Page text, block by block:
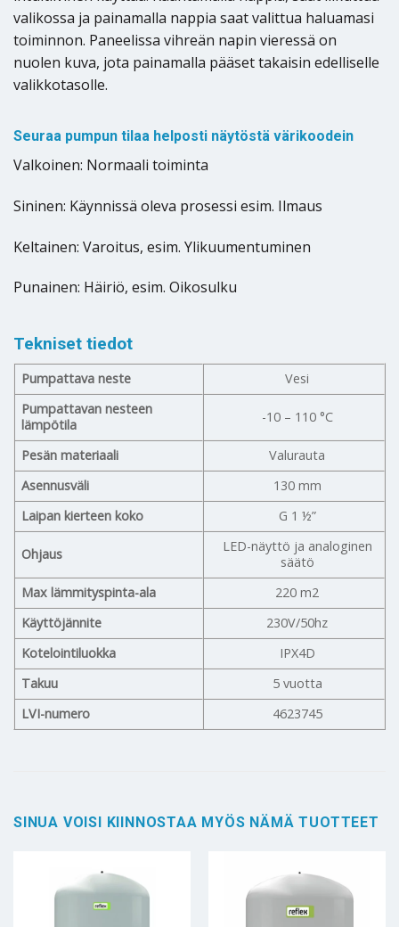
valikossa ja painamalla nappia saat valittua haluamasi
toiminnon. Paneelissa vihreän napin vieressä on
nuolen kuva, jota painamalla pääset takaisin edelliselle
valikkotasolle.
Seuraa pumpun tilaa helposti näytöstä värikoodein
Valkoinen: Normaali toiminta
Sininen: Käynnissä oleva prosessi esim. Ilmaus
Keltainen: Varoitus, esim. Ylikuumentuminen
Punainen: Häiriö, esim. Oikosulku
Tekniset tiedot
Pumpattava neste
Vesi
Pumpattavan nesteen
lämpötila
-10 – 110 °C
Pesän materiaali
Valurauta
Asennusväli
130 mm
Laipan kierteen koko
G 1 ½”
Ohjaus
LED-näyttö ja analoginen
säätö
Max lämmityspinta-ala
220 m2
Käyttöjännite
230V/50hz
Kotelointiluokka
IPX4D
Takuu
5 vuotta
LVI-numero
4623745
SINUA VOISI KIINNOSTAA MYÖS NÄMÄ TUOTTEET